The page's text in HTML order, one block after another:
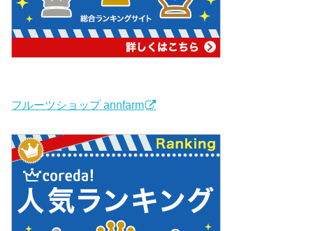
フルーツショップ annfarm